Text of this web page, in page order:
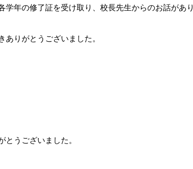
年の修了証を受け取り、校長先生からのお話があり
りがとうございました。
うございました。